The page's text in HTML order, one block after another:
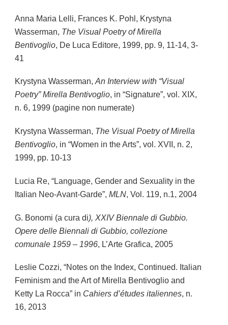
Anna Maria Lelli, Frances K. Pohl, Krystyna
Wasserman, The Visual Poetry of Mirella
Bentivoglio , De Luca Editore, 1999, pp. 9, 11-14, 3-
41
Krystyna Wasserman, An Interview with “Visual
Poetry” Mirella Bentivoglio, in “Signature”, vol. XIX,
n. 6, 1999 (pagine non numerate)
Krystyna Wasserman, The Visual Poetry of Mirella
Bentivoglio, in “Women in the Arts”, vol. XVII, n. 2,
1999, pp. 10-13
Lucia Re, “Language, Gender and Sexuality in the
Italian Neo-Avant-Garde”, MLN, Vol. 119, n.1, 2004
G. Bonomi (a cura di), XXIV Biennale di Gubbio.
Opere delle Biennali di Gubbio, collezione
comunale 1959 – 1996 , L’Arte Grafica, 2005
Leslie Cozzi, “Notes on the Index, Continued. Italian
Feminism and the Art of Mirella Bentivoglio and
Ketty La Rocca” in Cahiers d’études italiennes, n.
16, 2013